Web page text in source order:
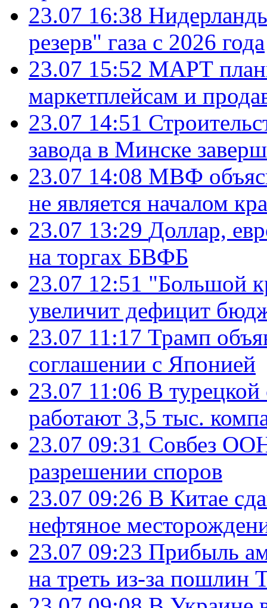
23.07 16:38
резерв" газа с 2026 года
23.07 15:52 МАРТ
маркетплейсам и
23.07 14:51
завода в Минске
23.07 14:08 МВФ
не является началом
23.07 13:29 Доллар,
на торгах БВФБ
23.07 12:51 "Большой
увеличит дефицит
23.07 11:17 Трамп
соглашении с Японией
23.07 11:06 В
работают 3,5 тыс.
23.07 09:31 Совбез
разрешении споров
23.07 09:26 В Китае
нефтяное
23.07 09:23 Прибыль
на треть из-за пошлин